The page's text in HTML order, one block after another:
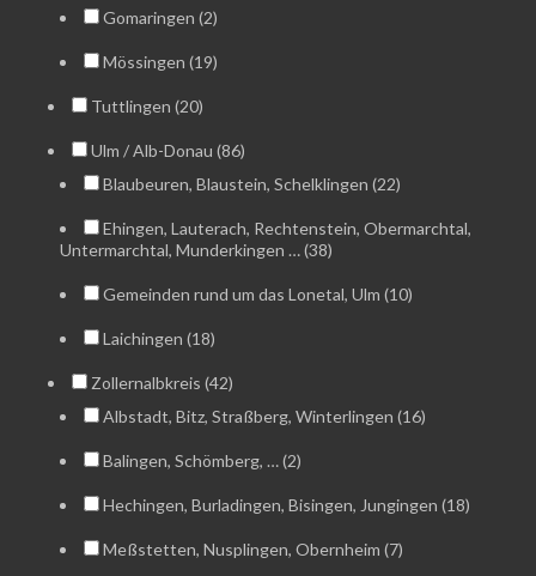
Gomaringen (2)
Mössingen (19)
Tuttlingen (20)
Ulm / Alb-Donau (86)
Blaubeuren, Blaustein, Schelklingen (22)
Ehingen, Lauterach, Rechtenstein, Obermarchtal,
Untermarchtal, Munderkingen … (38)
Gemeinden rund um das Lonetal, Ulm (10)
Laichingen (18)
Zollernalbkreis (42)
Albstadt, Bitz, Straßberg, Winterlingen (16)
Balingen, Schömberg, … (2)
Hechingen, Burladingen, Bisingen, Jungingen (18)
Meßstetten, Nusplingen, Obernheim (7)